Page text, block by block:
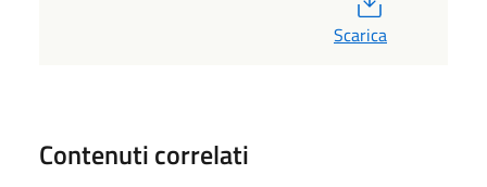
Scarica
Contenuti correlati